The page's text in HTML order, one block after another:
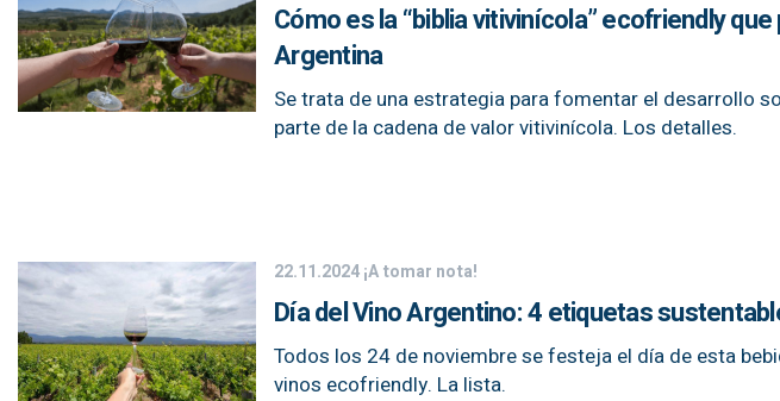
Cómo es la “biblia vitivinícola” ecofriendly
Argentina
Se trata de una estrategia para fomentar el desarrollo
parte de la cadena de valor vitivinícola. Los detalles.
22.11.2024¡A tomar nota!
Día del Vino Argentino: 4 etiquetas
Todos los 24 de noviembre se festeja el día de esta
vinos ecofriendly. La lista.